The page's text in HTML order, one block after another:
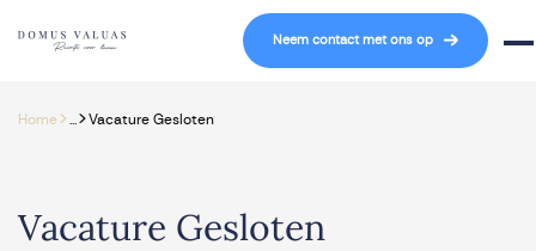
Navigatie overslaan
Neem contact met ons op
Home> >Vacature Gesloten
Vacature Gesloten